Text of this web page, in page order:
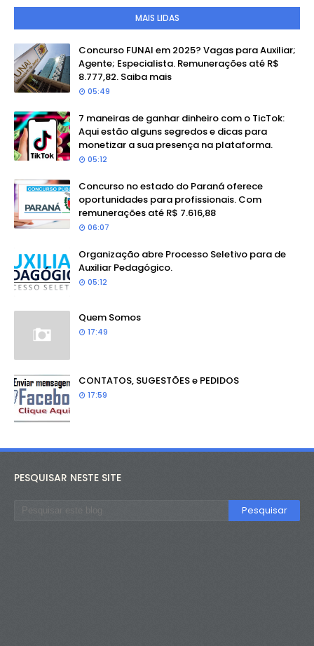
MAIS LIDAS
Concurso FUNAI em 2025? Vagas para Auxiliar;
Agente; Especialista. Remunerações até R$
8.777,82. Saiba mais
05:49
7 maneiras de ganhar dinheiro com o TicTok:
Aqui estão alguns segredos e dicas para
monetizar a sua presença na plataforma.
05:12
Concurso no estado do Paraná oferece
oportunidades para profissionais. Com
remunerações até R$ 7.616,88
06:07
Organização abre Processo Seletivo para de
Auxiliar Pedagógico.
05:12
Quem Somos
17:49
CONTATOS, SUGESTÕES e PEDIDOS
17:59
PESQUISAR NESTE SITE